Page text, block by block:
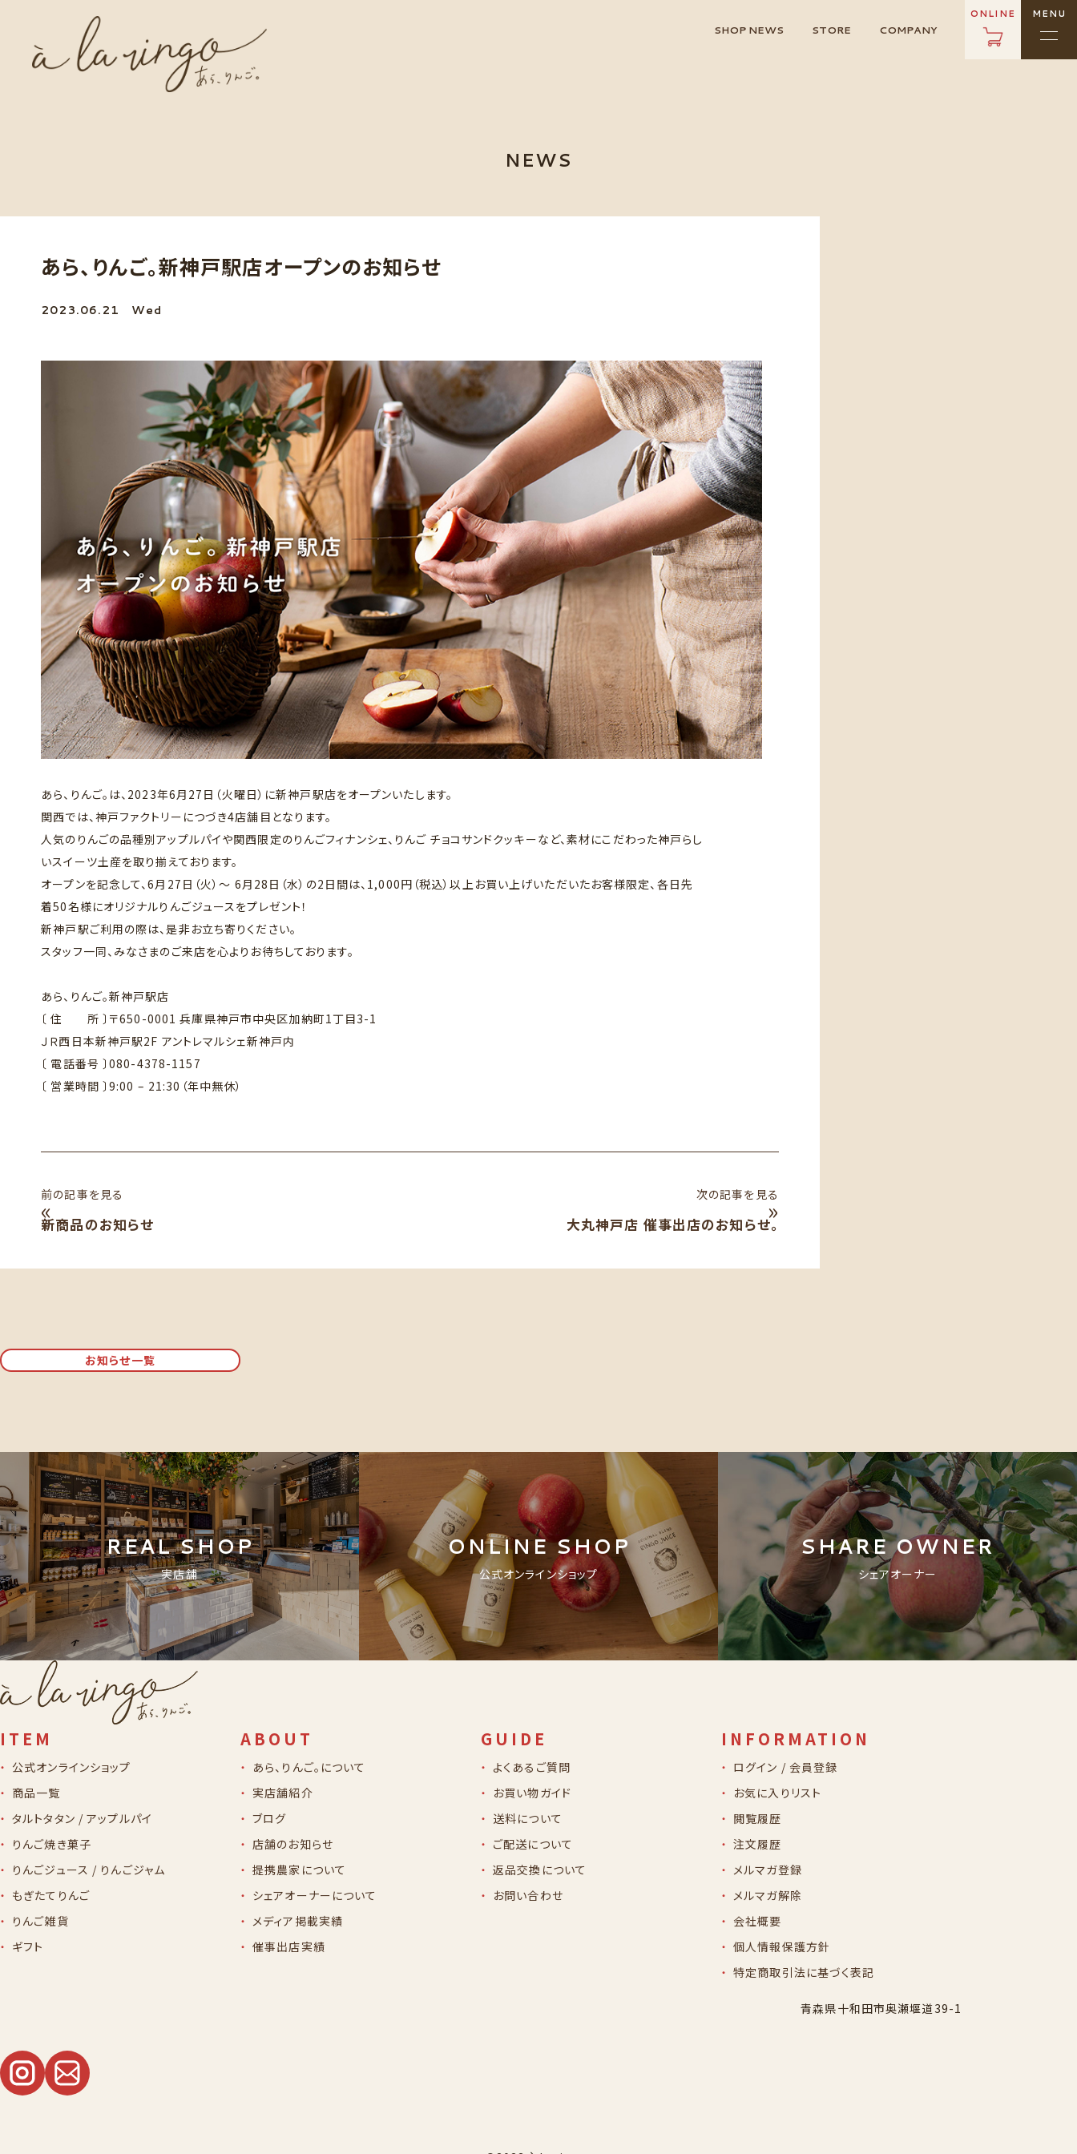
SHOP NEWS STORE COMPANY
ONLINE MENU
NEWS
あら、りんご。新神戸駅店オープンのお知らせ
2023.06.21 Wed
あら、りんご。は、2023年6月27日（火曜日）に新神戸駅店をオープンいたします。
関西では、神戸ファクトリーにつづき4店舗目となります。
人気のりんごの品種別アップルパイや関西限定のりんごフィナンシェ、りんご チョコサンドクッキーなど、素材にこだわった神戸らし
いスイーツ土産を取り揃えております。
オープンを記念して、6月27日（火）〜 6月28日（水）の2日間は、1,000円（税込）以上お買い上げいただいたお客様限定、各日先
着50名様にオリジナルりんごジュースをプレゼント！
新神戸駅ご利用の際は、是非お立ち寄りください。
スタッフ一同、みなさまのご来店を心よりお待ちしております。
あら、りんご。新神戸駅店
〔 住 所 〕〒650-0001 兵庫県神戸市中央区加納町1丁目3-1
ＪＲ西日本新神戸駅2F アントレマルシェ新神戸内
〔 電話番号 〕080-4378-1157
〔 営業時間 〕9:00 – 21:30（年中無休）
«
前の記事を見る
新商品のお知らせ
次の記事を見る
大丸神戸店 催事出店のお知らせ。
»
お知らせ一覧
REAL SHOP
実店舗
ONLINE SHOP
公式オンラインショップ
SHARE OWNER
シェアオーナー
ITEM
公式オンラインショップ
商品一覧
タルトタタン / アップルパイ
りんご焼き菓子
りんごジュース / りんごジャム
もぎたてりんご
りんご雑貨
ギフト
ABOUT
あら、りんご。について
実店舗紹介
ブログ
店舗のお知らせ
提携農家について
シェアオーナーについて
メディア掲載実績
催事出店実績
GUIDE
よくあるご質問
お買い物ガイド
送料について
ご配送について
返品交換について
お問い合わせ
INFORMATION
ログイン / 会員登録
お気に入りリスト
閲覧履歴
注文履歴
メルマガ登録
メルマガ解除
会社概要
個人情報保護方針
特定商取引法に基づく表記
青森県十和田市奥瀬堰道39-1